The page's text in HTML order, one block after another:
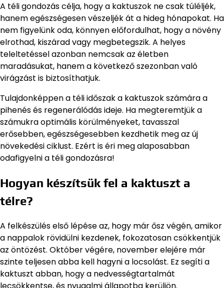
A téli gondozás célja, hogy a kaktuszok ne csak túléljék,
hanem egészségesen vészeljék át a hideg hónapokat. Ha
nem figyelünk oda, könnyen előfordulhat, hogy a növény
elrothad, kiszárad vagy megbetegszik. A helyes
teleltetéssel azonban nemcsak az életben
maradásukat, hanem a következő szezonban való
virágzást is biztosíthatjuk.
Tulajdonképpen a téli időszak a kaktuszok számára a
pihenés és regenerálódás ideje. Ha megteremtjük a
számukra optimális körülményeket, tavasszal
erősebben, egészségesebben kezdhetik meg az új
növekedési ciklust. Ezért is éri meg alaposabban
odafigyelni a téli gondozásra!
Hogyan készítsük fel a kaktuszt a
télre?
A felkészülés első lépése az, hogy már ősz végén, amikor
a nappalok rövidülni kezdenek, fokozatosan csökkentjük
az öntözést. Október végére, november elejére már
szinte teljesen abba kell hagyni a locsolást. Ez segíti a
kaktuszt abban, hogy a nedvességtartalmát